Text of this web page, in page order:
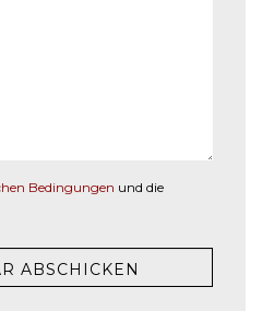
Bedingungen und die